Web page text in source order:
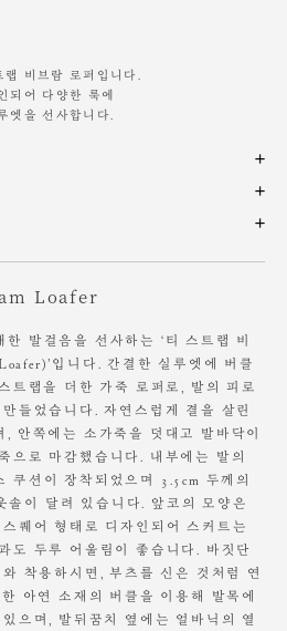
비브람 로퍼입니다.
되어 다양한 룩에
엣을 선사합니다.
수로 재는 방법과 위치에 따라 1~3cm
위 : cm)
3
입의 특징으로,
크래치, 주름, 가죽 결 다름이 보일 수 있
이루어져 발등의 높이나 볼의 너비, 디자
이가 있을 수 있습니다.
되었을 경우 별도의 수선은 불가합니다.
다.
, 묻어남, 이염 등이 발생될 수 있습니다.
주세요.
려주신 후 착화를 하셔야 합니다.
이 잘 통하는 곳에 완전히 말려주셔야 합
더스트 백에 관리하시기를 권해드립니다.
Loafer
발걸음을 선사하는 ‘티 스트랩 비
입니다. 간결한 실루엣에 버클
트랩을 더한 가죽 로퍼로, 발의 피로
들었습니다. 자연스럽게 결을 살린
안쪽에는 소가죽을 덧대고 발바닥이
으로 마감했습니다. 내부에는 발의
쿠션이 장착되었으며 3.5cm 두께의
이 달려 있습니다. 앞코의 모양은
퀘어 형태로 디자인되어 스커트는
도 두루 어울림이 좋습니다. 바짓단
착용하시면, 부츠를 신은 것처럼 연
아연 소재의 버클을 이용해 발목에
으며, 발뒤꿈치 옆에는 얼바닉의 열